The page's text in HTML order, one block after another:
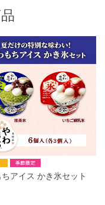
アイス かき氷セット